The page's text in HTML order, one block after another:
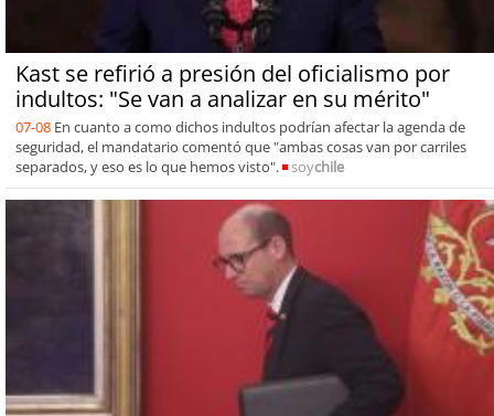
Kast se refirió a presión del oficialismo por
indultos: "Se van a analizar en su mérito"
07-08 En cuanto a como dichos indultos podrían afectar la agenda de
seguridad, el mandatario comentó que "ambas cosas van por carriles
separados, y eso es lo que hemos visto".
soychile